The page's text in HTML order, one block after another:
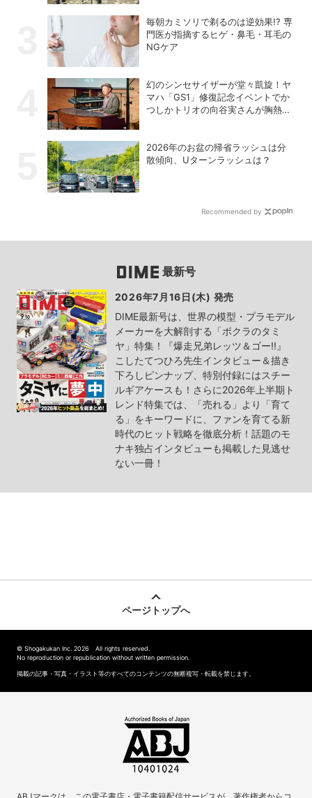
毎朝カミソリで剃るのは逆効果!? 専
門医が指摘するヒゲ・鼻毛・耳毛の
NGケア
幻のシンセサイザーが堂々凱旋！ヤ
マハ「GS1」修復記念イベントでか
つしかトリオの向谷実さんが胸熱ト
2026年のお盆の帰省ラッシュは分
散傾向、Uターンラッシュは？
Recommended by
最新号
2026年7月16日(木) 発売
DIME最新号は、世界の模型・プラモデル
メーカーを大解剖する「ボクラのタミ
ヤ」特集！『爆走兄弟レッツ＆ゴー!!』
こしたてつひろ先生インタビュー＆描き
下ろしピンナップ、特別付録にはスチー
ルギアケースも！さらに2026年上半期ト
レンド特集では、「売れる」より「育て
る」をキーワードに、ファンを育てる新
時代のヒット戦略を徹底分析！話題のモ
ナキ独占インタビューも掲載した見逃せ
ない一冊！
ページトップへ
© Shogakukan Inc. 2026 All rights reserved.
No reproduction or republication without written permission.
掲載の記事・写真・イラスト等のすべてのコンテンツの無断複写・転載を禁じます。